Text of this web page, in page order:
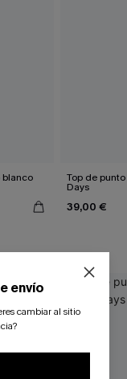
blanco Top de
Days
39,00 €
envío
cambiar al sitio